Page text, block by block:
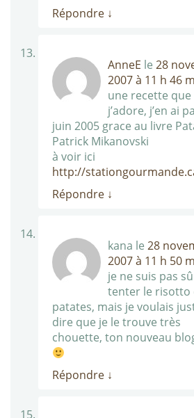
Répondre ↓
AnneE le 28
2007 à 11 h 46
une recette que
j’adore, j’en ai
juin 2005 grace au livre
Patrick Mikanovski
à voir ici
http://
Répondre ↓
kana le 28
2007 à 11 h 50
je ne suis pas
tenter le risotto
patates, mais je voulais
dire que je le trouve très
chouette, ton nouveau
Répondre ↓